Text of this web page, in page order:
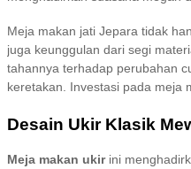
kayu jati yang kaya dan
sering digunakan untuk
tradisional atau kolonial.
Meja makan jati Jepara tidak
juga keunggulan dari segi
tahannya terhadap perubahan
keretakan. Investasi pada meja
selama bertahun-tahun.
hanya di Brokoku Home
Desain Ukir Klasik
Meja makan ukirini